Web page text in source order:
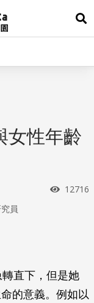
展
女性年齡
瀏覽次
12716
員
直下，但是她
的意義。例如以